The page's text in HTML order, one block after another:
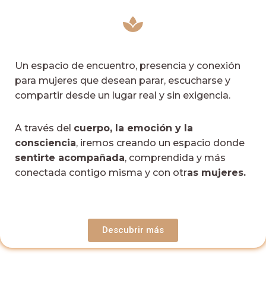
Un espacio de encuentro, presencia y conexión
para mujeres que desean parar, escucharse y
compartir desde un lugar real y sin exigencia.
A través del cuerpo, la emoción y la
consciencia, iremos creando un espacio donde
sentirte acompañada, comprendida y más
conectada contigo misma y con otras mujeres.
Descubrir más